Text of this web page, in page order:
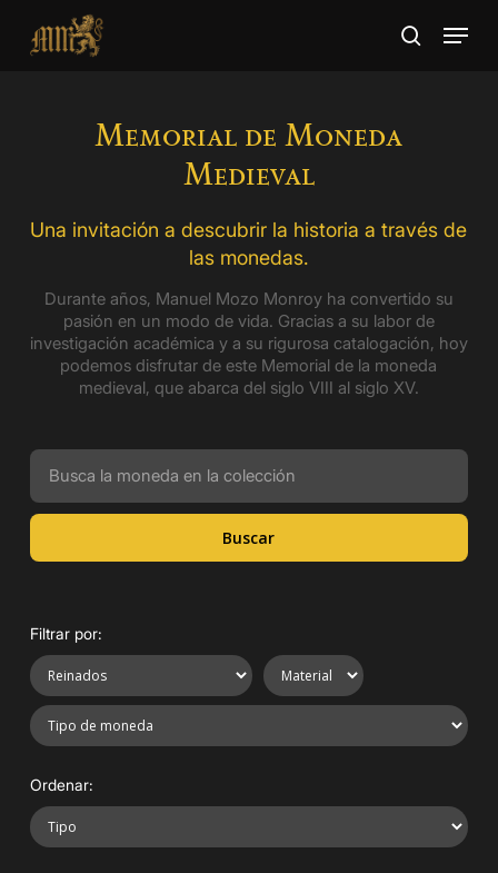
main
search
Menu
Memorial de Moneda
Medieval
Una invitación a descubrir la historia a través de
las monedas.
Durante años, Manuel Mozo Monroy ha convertido su
pasión en un modo de vida. Gracias a su labor de
investigación académica y a su rigurosa catalogación, hoy
podemos disfrutar de este Memorial de la moneda
medieval, que abarca del siglo VIII al siglo XV.
Buscar
Filtrar por:
Ordenar: